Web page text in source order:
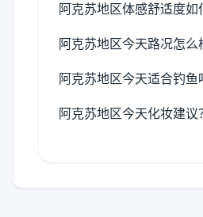
阿克苏地区体感舒适度如
阿克苏地区今天路况怎么
阿克苏地区今天适合钓鱼
阿克苏地区今天化妆建议